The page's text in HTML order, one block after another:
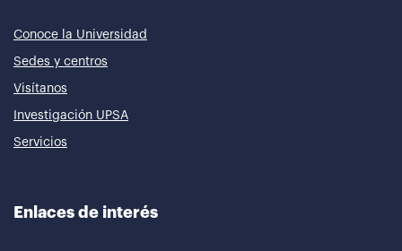
Conoce la Universidad
Sedes y centros
Visítanos
Investigación UPSA
Servicios
Enlaces de interés